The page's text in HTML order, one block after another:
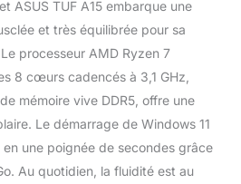
exceptionnelles,
vous permettant de
profiter de jeux
avec des détails
époustouflants et
des fréquences
d'images élevées.
Avec une puissance
allant jusqu'à 1675
ASUS TUF A15 embarque une
et très équilibrée pour sa
processeur AMD Ryzen 7
8 cœurs cadencés à 3,1 GHz,
mémoire vive DDR5, offre une
Le démarrage de Windows 11
en une poignée de secondes grâce
Au quotidien, la fluidité est au